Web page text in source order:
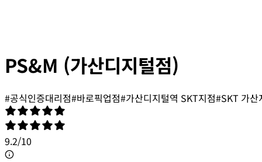
PS&M (가산디지털점)
#공식인증대리점#바로픽업점#가산디지털역 SKT지점#SKT 가산
9.2/10